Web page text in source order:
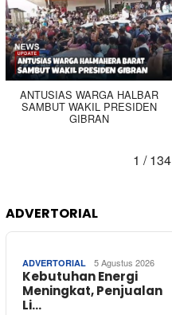
ANTUSIAS WARGA HALBAR
SAMBUT WAKIL PRESIDEN
GIBRAN
1 / 134
ADVERTORIAL
ADVERTORIAL 5 Agustus 2026
Kebutuhan Energi
Meningkat, Penjualan
Li…